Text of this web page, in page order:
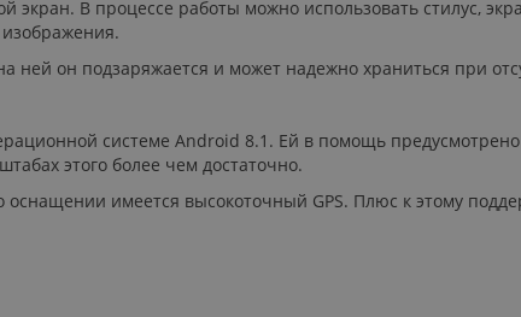
экран. В процессе работы можно использовать стилус,
изображения.
ней он подзаряжается и может надежно храниться при
системе Android 8.1. Ей в помощь
этого более чем достаточно.
оснащении имеется высокоточный GPS. Плюс к этому